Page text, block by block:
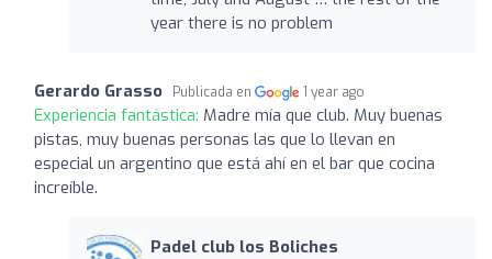
year there is no problem
Gerardo Grasso Publicada en 1 year ago
Experiencia fantástica: Madre mía que club. Muy buenas
pistas, muy buenas personas las que lo llevan en
especial un argentino que está ahí en el bar que cocina
increíble.
Padel club los Boliches